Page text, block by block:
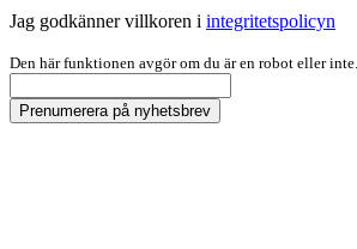
Jag godkänner villkoren i integritetspolicyn
Den här funktionen avgör om du är en robot eller inte.